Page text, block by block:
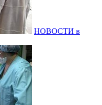
НОВОСТИ в